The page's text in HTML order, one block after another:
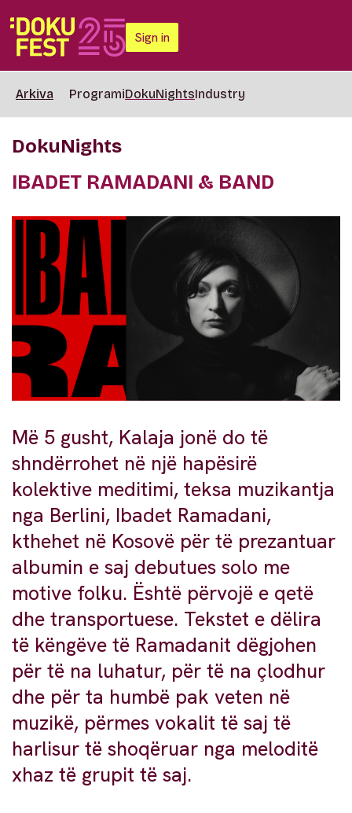
Sign in
Arkiva ProgramiDokuNightsIndustry
DokuNights
IBADET RAMADANI & BAND
Më 5 gusht, Kalaja jonë do të
shndërrohet në një hapësirë
kolektive meditimi, teksa muzikantja
nga Berlini, Ibadet Ramadani,
kthehet në Kosovë për të prezantuar
albumin e saj debutues solo me
motive folku. Është përvojë e qetë
dhe transportuese. Tekstet e dëlira
të këngëve të Ramadanit dëgjohen
për të na luhatur, për të na çlodhur
dhe për ta humbë pak veten në
muzikë, përmes vokalit të saj të
harlisur të shoqëruar nga meloditë
xhaz të grupit të saj.